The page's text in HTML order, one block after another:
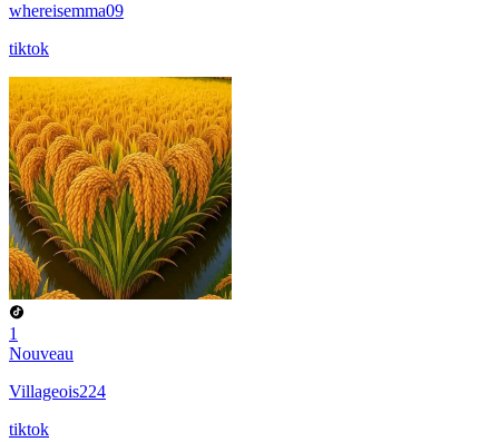
whereisemma09
tiktok
1
Nouveau
Villageois224
tiktok